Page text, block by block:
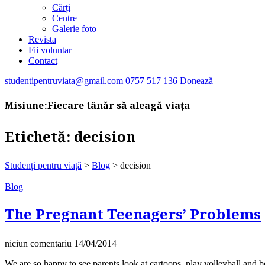
Cărți
Centre
Galerie foto
Revista
Fii voluntar
Contact
studentipentruviata@gmail.com 0757 517 136 Donează
Misiune:Fiecare tânăr să aleagă viața
Etichetă: decision
Studenți pentru viață > Blog > decision
Blog
The Pregnant Teenagers’ Problems
niciun comentariu 14/04/2014